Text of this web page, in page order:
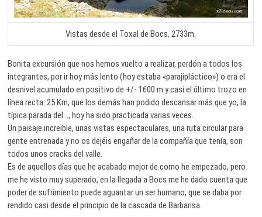
Vistas desde el Toxal de Bocs, 2733m.
Bonita excursión que nos hemos vuelto a realizar, perdón a todos los
integrantes, por ir hoy más lento (hoy estaba «parajipláctico») o era el
desnivel acumulado en positivo de +/- 1600 m y casi el último trozo en
línea recta. 25 Km, que los demás han podido descansar más que yo, la
típica parada del .., hoy ha sido practicada varias veces.
Un paisaje increible, unas vistas espectaculares, una ruta circular para
gente entrenada y no os dejéis engañar de la compañía que tenía, son
todos unos cracks del valle.
Es de aquellos días que he acabado mejor de como he empezado, pero
me he visto muy superado, en la llegada a Bocs me he dado cuenta que
poder de sufrimiento puede aguantar un ser humano, que se daba por
rendido casi desde el principio de la cascada de Barbarisa.